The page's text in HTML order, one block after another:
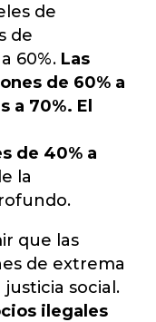
de
de
60%. Las
de 60% a
a 70%. El
de 40% a
la
que las
de extrema
social.
ilegales